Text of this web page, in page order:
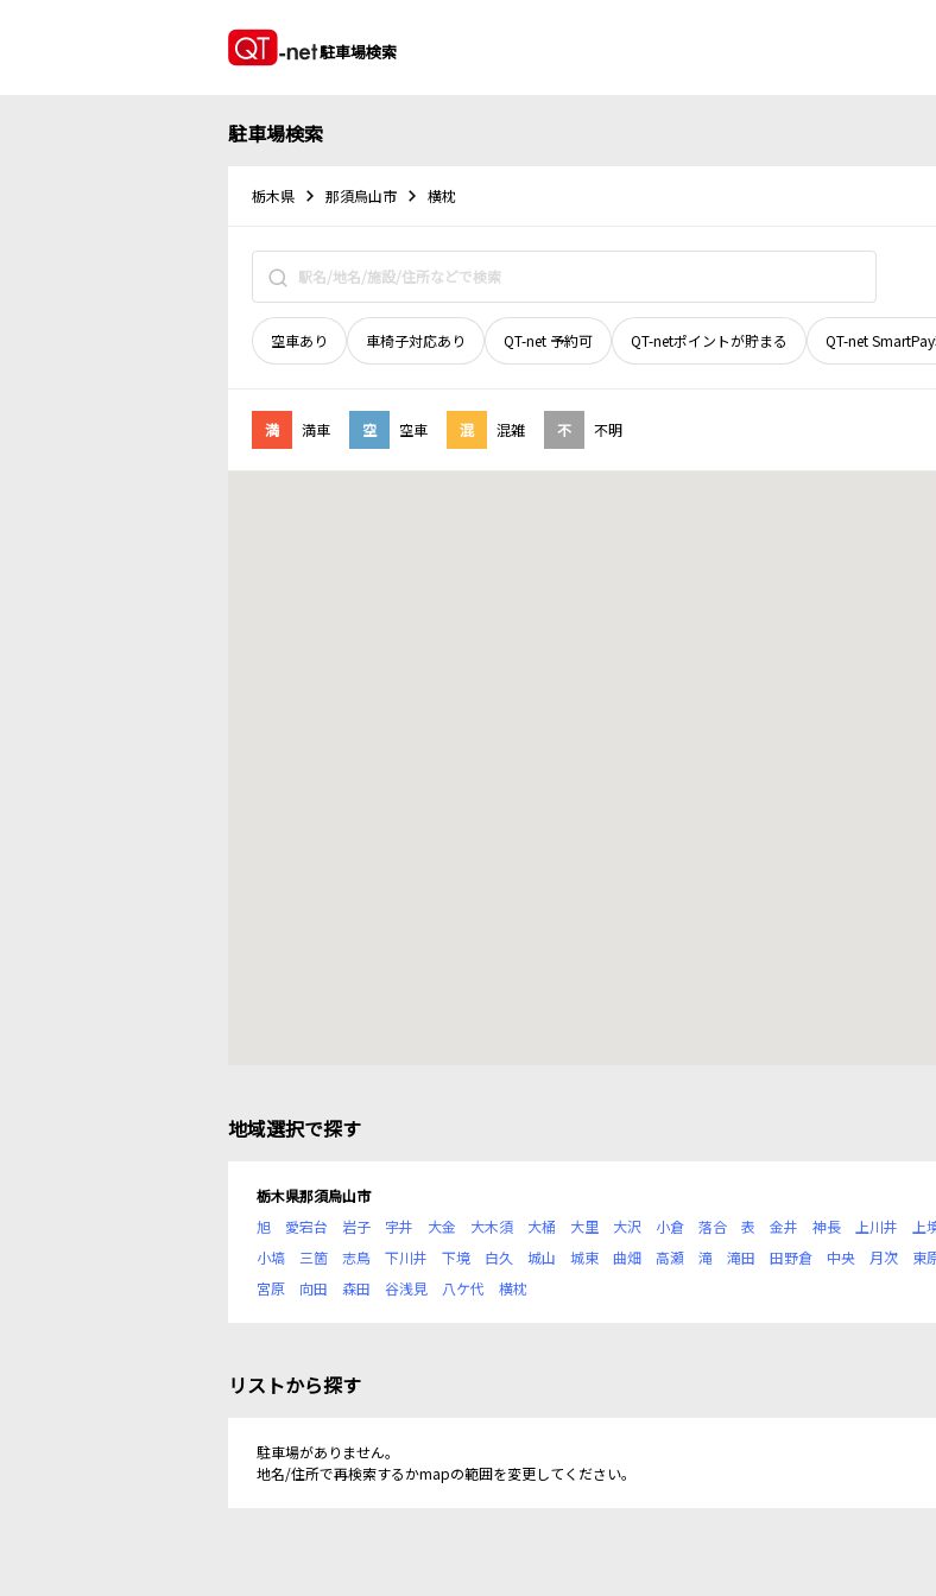
駐車場検索
駐車場検索
栃木県 那須烏山市 横枕
空車あり 車椅子対応あり QT-net 予約可 QT-netポイントが貯まる QT-net
満 満車 空 空車 混 混雑 不 不明
地域選択で探す
栃木県那須烏山市
旭
愛宕台 岩子 宇井 大金 大木須 大桶 大里 大沢 小倉 落合 表 金井 神長 上川井 上
小塙
三箇 志鳥 下川井 下境 白久 城山 城東 曲畑 高瀬 滝 滝田 田野倉 中央 月次 東
宮原
向田 森田 谷浅見 八ケ代 横枕
リストから探す
駐車場がありません。
地名/住所で再検索するかmapの範囲を変更してください。